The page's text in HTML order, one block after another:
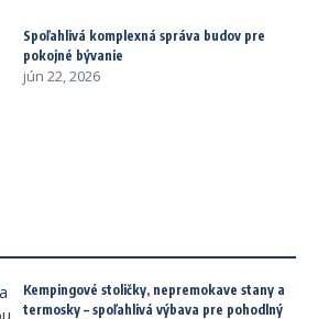
Spoľahlivá komplexná správa budov pre
pokojné bývanie
jún 22, 2026
Kempingové stoličky, nepremokave stany a
termosky – spoľahlivá výbava pre pohodlný